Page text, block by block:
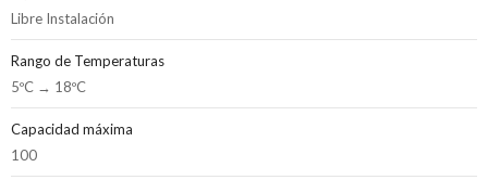
Libre Instalación
Rango de Temperaturas
5ºC → 18ºC
Capacidad máxima
100